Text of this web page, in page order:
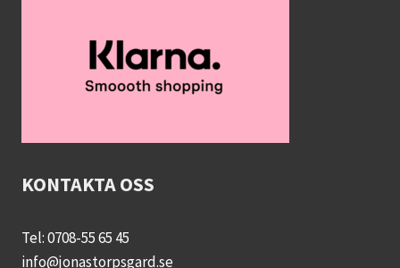
KONTAKTA OSS
Tel: 0708-55 65 45
info@jonastorpsgard.se